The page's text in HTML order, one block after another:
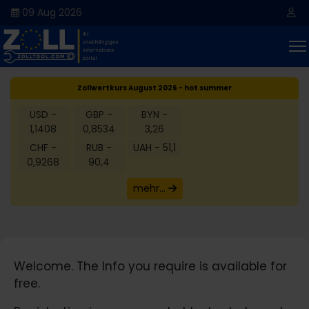
09 Aug 2026
Zollwertkurs August 2026 - hot summer
USD -
1,1408
CHF -
0,9268
GBP -
0,8534
RUB -
90,4
BYN -
3,26
UAH - 51,1
mehr...
Welcome. The Info you require is available for
free.